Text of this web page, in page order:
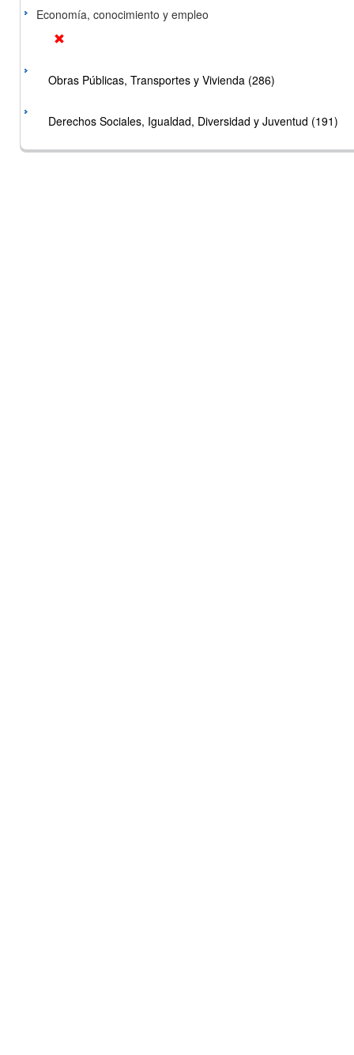
Economía, conocimiento y empleo
Obras Públicas, Transportes y Vivienda (286)
Derechos Sociales, Igualdad, Diversidad y Juventud (191)